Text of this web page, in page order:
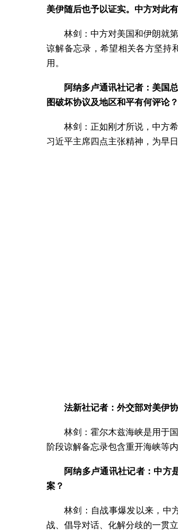
美伊随后也予以证实。中方对此
林剑：中方对美国和伊朗就
谅解备忘录，希望相关各方坚持
用。
阿纳多卢通讯社记者：美国
图破坏协议及地区和平有何评论？
林剑：正如刚才所说，中方
习近平主席四点主张精神，为早
法新社记者：外交部对美伊
林剑：霍尔木兹海峡是用于
阶段谅解备忘录包含重开海峡等
阿纳多卢通讯社记者：中方
案？
林剑：自战事爆发以来，中
战、倡导对话、化解分歧的一贯